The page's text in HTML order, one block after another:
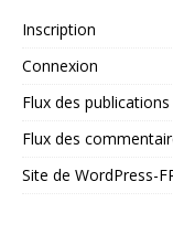
Inscription
Connexion
Flux des publications
Flux des
Site de WordPress-